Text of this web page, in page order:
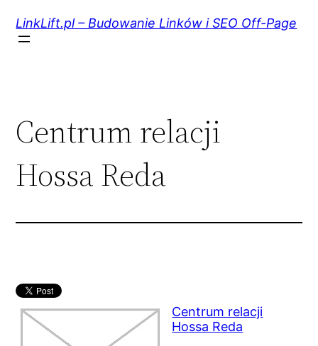
treści
LinkLift.pl – Budowanie Linków i SEO Off-Page
Centrum relacji
Hossa Reda
Centrum relacji
Hossa Reda